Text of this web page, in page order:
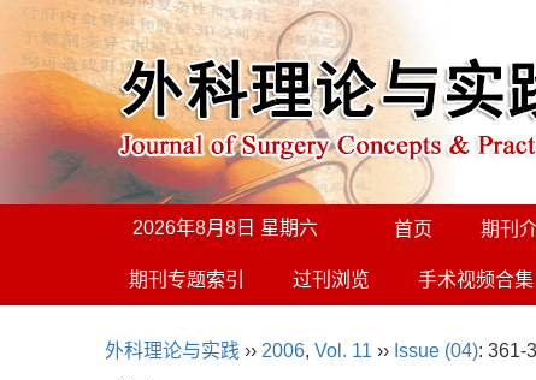
2026年8月8日 星期六 首页 期刊
期刊专题索引 过刊浏览 手术视频合集
外科理论与实践 ›› 2006, Vol. 11 ›› Issue (04): 361-